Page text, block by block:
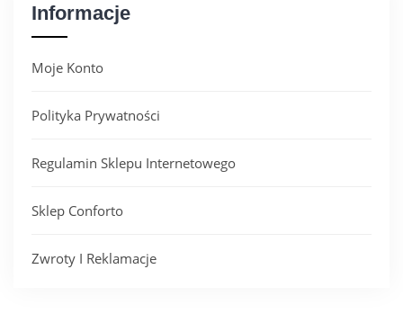
Informacje
Moje Konto
Polityka Prywatności
Regulamin Sklepu Internetowego
Sklep Conforto
Zwroty I Reklamacje